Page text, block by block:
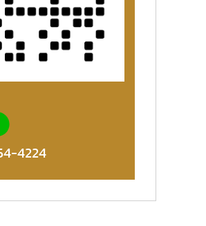
4224